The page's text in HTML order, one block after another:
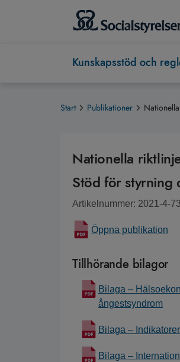
Kunskapsstöd och
Start Publikationer
Nationella
Stöd för styrning
Artikelnummer: 2021-4-
Öppna publikation
Tillhörande bilagor
Bilaga –
ångestsyndrom
Bilaga –
Bilaga –